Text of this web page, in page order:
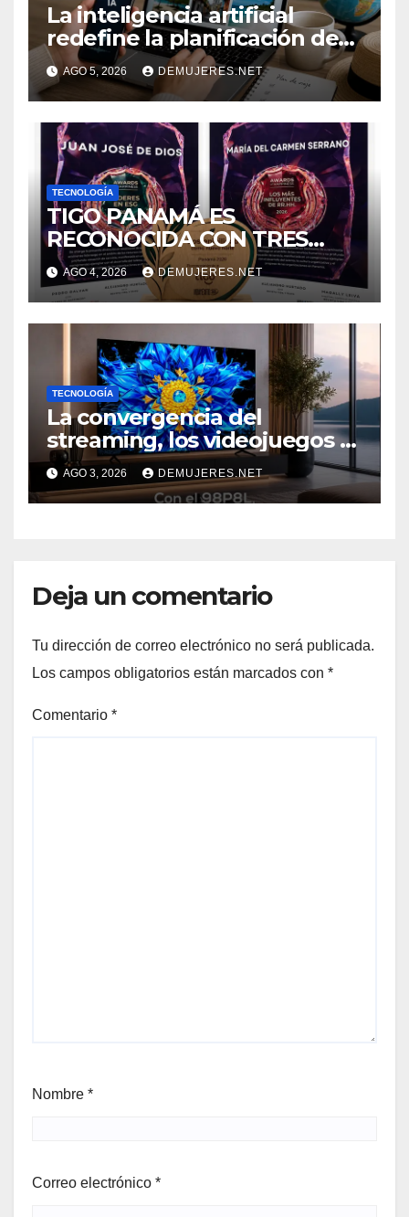
La inteligencia artificial
redefine la planificación de
viajes: Los huéspedes
centran sus decisiones y
expectativas enfocándose en
experiencias auténticas y
personalizadas
AGO 5, 2026 DEMUJERES.NET
TECNOLOGÍA
TIGO PANAMÁ ES
RECONOCIDA CON TRES
GALARDONES EN EL FORO
“SOSTENIBILIDAD COMO
NUEVO NORTE 2026” DE LA
REVISTA VIDA Y ÉXITO
EVENTO
AGO 4, 2026 DEMUJERES.NET
TECNOLOGÍA
La convergencia del
streaming, los videojuegos y
el deporte impulsa una
nueva era de televisores
AGO 3, 2026 DEMUJERES.NET
Deja un comentario
Tu dirección de correo electrónico no será publicada.
Los campos obligatorios están marcados con *
Comentario *
Nombre *
Correo electrónico *